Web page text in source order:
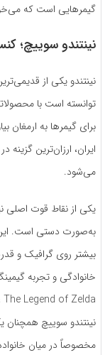
گیمرهایی است که
نینتندو سوییچ؛
نینتندو یکی از
توانسته است با
ایران، ارزان‌ترین
می‌شود.
یکی از نقاط قوت اصلی
به‌صورت دستی است.
بیشتر روی گرافیک و
خانوادگی و تجربه
نینتندو سوییچ همچنان
مخصوصاً در میان